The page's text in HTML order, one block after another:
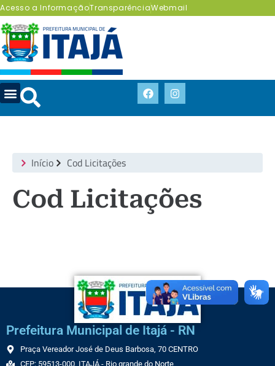
Acesso a InformaçãoTransparênciaWebmail
Início Cod Licitações
Cod Licitações
Prefeitura Municipal de Itajá - RN
Praça Vereador José de Deus Barbosa, 70 CENTRO
CEP: 59513-000, ITAJÁ - Rio grande do Norte